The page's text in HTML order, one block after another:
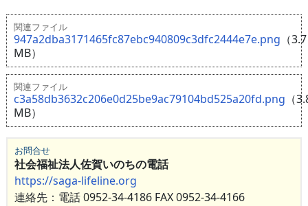
関連ファイル
947a2dba3171465fc87ebc940809c3dfc2444e7e.png （3.7
MB）
関連ファイル
c3a58db3632c206e0d25be9ac79104bd525a20fd.png （
MB）
お問合せ
社会福祉法人佐賀いのちの電話
https://saga-lifeline.org
連絡先：電話 0952-34-4186 FAX 0952-34-4166